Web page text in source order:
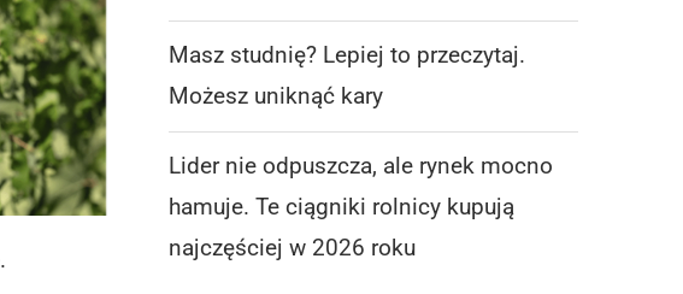
Masz studnię? Lepiej to przeczytaj.
Możesz uniknąć kary
Lider nie odpuszcza, ale rynek mocno
hamuje. Te ciągniki rolnicy kupują
najczęściej w 2026 roku